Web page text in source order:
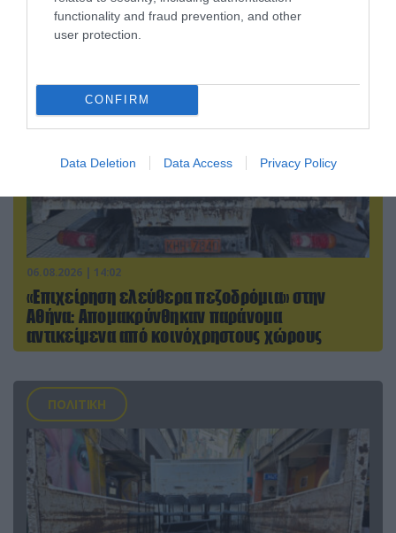
functionality and fraud prevention, and other
user protection.
CONFIRM
Data Deletion Data Access Privacy Policy
Πλήγματα & στη Σαουδική Αραβία!
06.08.2026 | 14:02
«Επιχείρηση ελεύθερα πεζοδρόμια» στην
Αθήνα: Απομακρύνθηκαν παράνομα
αντικείμενα από κοινόχρηστους χώρους
ΠΟΛΙΤΙΚΗ